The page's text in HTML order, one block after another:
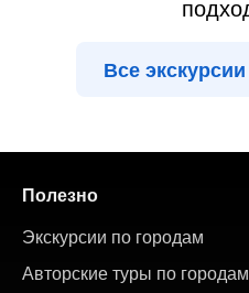
Все
Полезно
Экскурсии по городам
Авторские туры по городам